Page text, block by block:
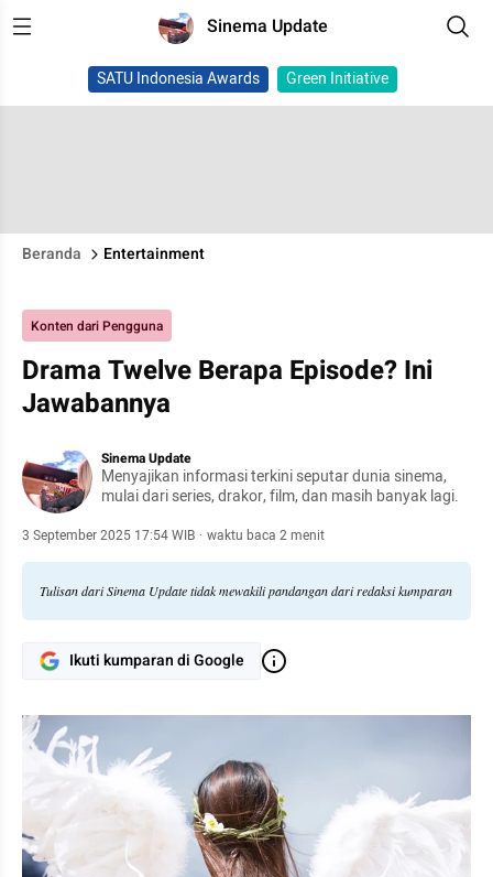
Sinema Update
SATU Indonesia Awards Green Initiative
Beranda Entertainment
Konten dari Pengguna
Drama Twelve Berapa Episode? Ini
Jawabannya
Sinema Update
Menyajikan informasi terkini seputar dunia sinema,
mulai dari series, drakor, film, dan masih banyak lagi.
3 September 2025 17:54 WIB · waktu baca 2 menit
Tulisan dari Sinema Update tidak mewakili pandangan dari redaksi kumparan
Ikuti kumparan di Google